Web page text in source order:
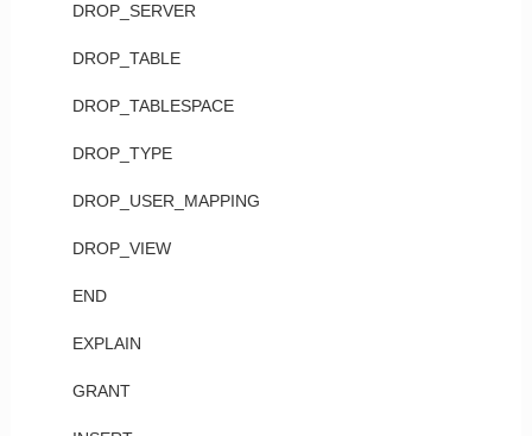
DROP_SERVER
DROP_TABLE
DROP_TABLESPACE
DROP_TYPE
DROP_USER_MAPPING
DROP_VIEW
END
EXPLAIN
GRANT